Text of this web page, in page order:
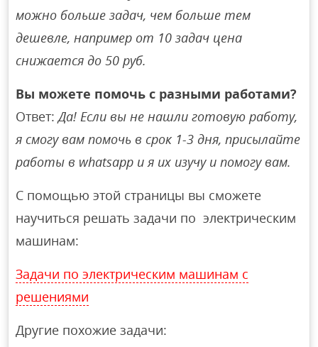
можно больше задач, чем больше тем
дешевле, например от 10 задач цена
снижается до 50 руб.
Вы можете помочь с разными работами?
Ответ:Да! Если вы не нашли готовую работу,
я смогу вам помочь в срок 1-3 дня, присылайте
работы в whatsapp и я их изучу и помогу вам.
С помощью этой страницы вы сможете
научиться решать задачи по электрическим
машинам:
Задачи по электрическим машинам с
решениями
Другие похожие задачи: